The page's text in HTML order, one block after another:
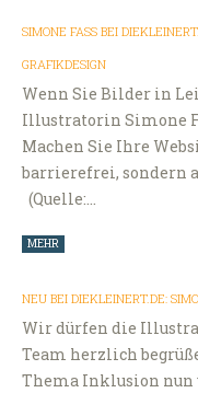
SIMONE FASS BEI
GRAFIKDESIGN
Wenn Sie Bilder in
Illustratorin Simone
Machen Sie Ihre
barrierefrei, sondern
(Quelle:…
MEHR
NEU BEI DIEKLEINERT.DE:
Wir dürfen die
Team herzlich
Thema Inklusion nun